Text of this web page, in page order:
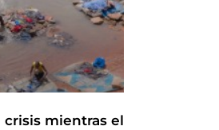
mientras el